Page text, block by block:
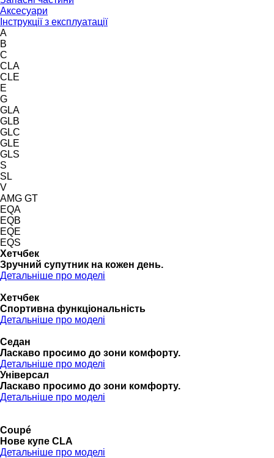
Аксесуари
Інструкції з експлуатації
A
B
C
CLA
CLE
E
G
GLA
GLB
GLC
GLE
GLS
S
SL
V
AMG GT
EQA
EQB
EQE
EQS
Хетчбек
Зручний супутник на кожен день.
Детальніше про моделі
Хетчбек
Спортивна функціональність
Детальніше про моделі
Седан
Ласкаво просимо до зони комфорту.
Детальніше про моделі
Універсал
Ласкаво просимо до зони комфорту.
Детальніше про моделі
Coupé
Нове купе CLA
Детальніше про моделі